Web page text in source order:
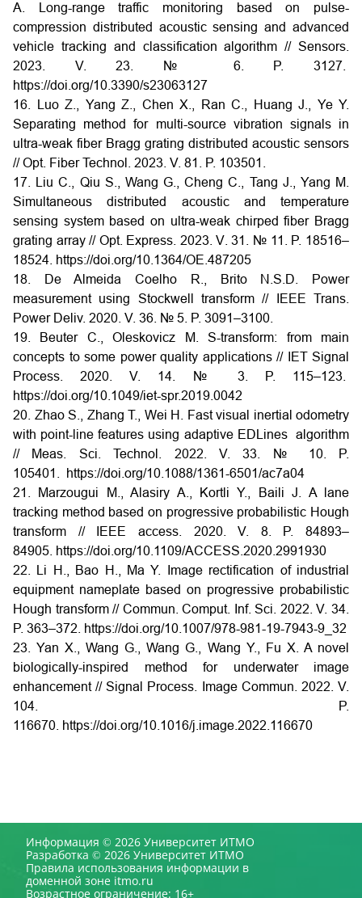
A. Long-range traffic monitoring based on pulse-
compression distributed acoustic sensing and advanced
vehicle tracking and classification algorithm // Sensors.
2023. V. 23. № 6. P. 3127.
https://doi.org/10.3390/s23063127
16. Luo Z., Yang Z., Chen X., Ran C., Huang J., Ye Y.
Separating method for multi-source vibration signals in
ultra-weak fiber Bragg grating distributed acoustic sensors
// Opt. Fiber Technol. 2023. V. 81. P. 103501.
17. Liu C., Qiu S., Wang G., Cheng C., Tang J., Yang M.
Simultaneous distributed acoustic and temperature
sensing system based on ultra-weak chirped fiber Bragg
grating array // Opt. Express. 2023. V. 31. № 11. P. 18516–
18524. https://doi.org/10.1364/OE.487205
18. De Almeida Coelho R., Brito N.S.D. Power
measurement using Stockwell transform // IEEE Trans.
Power Deliv. 2020. V. 36. № 5. P. 3091–3100.
19. Beuter C., Oleskovicz M. S-transform: from main
concepts to some power quality applications // IET Signal
Process. 2020. V. 14. № 3. P. 115–123.
https://doi.org/10.1049/iet-spr.2019.0042
20. Zhao S., Zhang T., Wei H. Fast visual inertial odometry
with point-line features using adaptive EDLines algorithm
// Meas. Sci. Technol. 2022. V. 33. № 10. P.
105401.
https://doi.org/10.1088/1361-6501/ac7a04
21. Marzougui M., Alasiry A., Kortli Y., Baili J. A lane
tracking method based on progressive probabilistic Hough
transform // IEEE access. 2020. V. 8. P. 84893–
84905. https://doi.org/10.1109/ACCESS.2020.2991930
22. Li H., Bao H., Ma Y. Image rectification of industrial
equipment nameplate based on progressive probabilistic
Hough transform // Commun. Comput. Inf. Sci. 2022. V. 34.
P. 363–372.
https://doi.org/10.1007/978-981-19-7943-9_32
23. Yan X., Wang G., Wang G., Wang Y., Fu X. A novel
biologically-inspired method for underwater image
enhancement // Signal Process. Image Commun. 2022. V.
104. P.
116670. https://doi.org/10.1016/j.image.2022.116670
Информация © 2026 Университет ИТМО
Разработка © 2026 Университет ИТМО
Правила использования информации в
доменной зоне itmo.ru
Возрастное ограничение: 16+